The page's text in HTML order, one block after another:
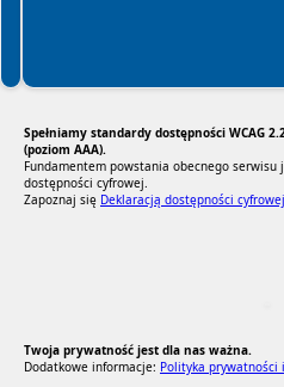
Spełniamy standardy dostępności WCAG
(poziom AAA).
Fundamentem powstania obecnego
dostępności cyfrowej.
Zapoznaj się Deklaracją dostępności cyfrowej.
Twoja prywatność jest dla nas ważna.
Dodatkowe informacje: Polityka prywatności